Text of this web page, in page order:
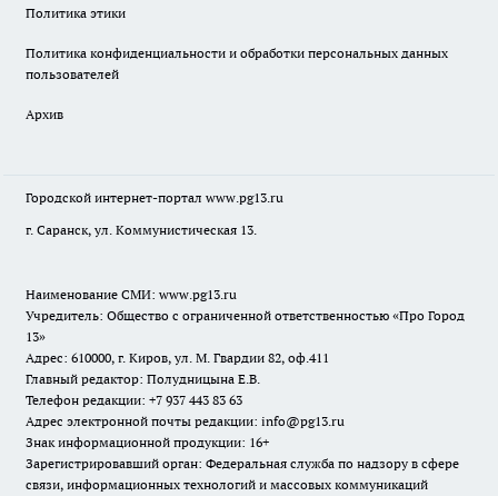
Политика этики
Политика конфиденциальности и обработки персональных данных
пользователей
Архив
Городской интернет-портал www.pg13.ru
г. Саранск, ул. Коммунистическая 13.
Наименование СМИ: www.pg13.ru
Учредитель: Общество с ограниченной ответственностью «Про Город
13»
Адрес: 610000, г. Киров, ул. М. Гвардии 82, оф.411
Главный редактор: Полудницына Е.В.
Телефон редакции: +7 937 443 83 63
Адрес электронной почты редакции: info@pg13.ru
Знак информационной продукции: 16+
Зарегистрировавший орган: Федеральная служба по надзору в сфере
связи, информационных технологий и массовых коммуникаций